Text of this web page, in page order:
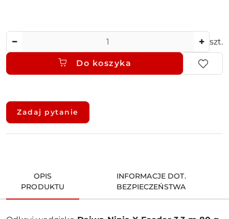
szt.
Do koszyka
Dostępność
dostawa
Zadaj pytanie
OPIS
PRODUKTU
INFORMACJE DOT.
BEZPIECZEŃSTWA